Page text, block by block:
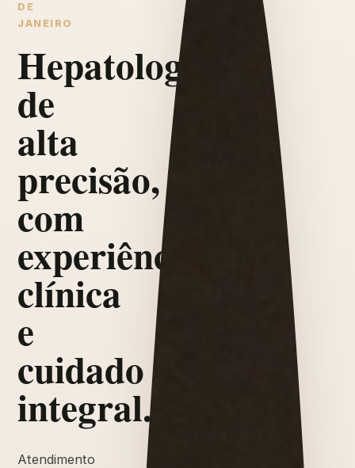
DE
JANEIRO
Hepatologia
de
alta
precisão,
com
experiência
clínica
e
cuidado
integral.
Atendimento